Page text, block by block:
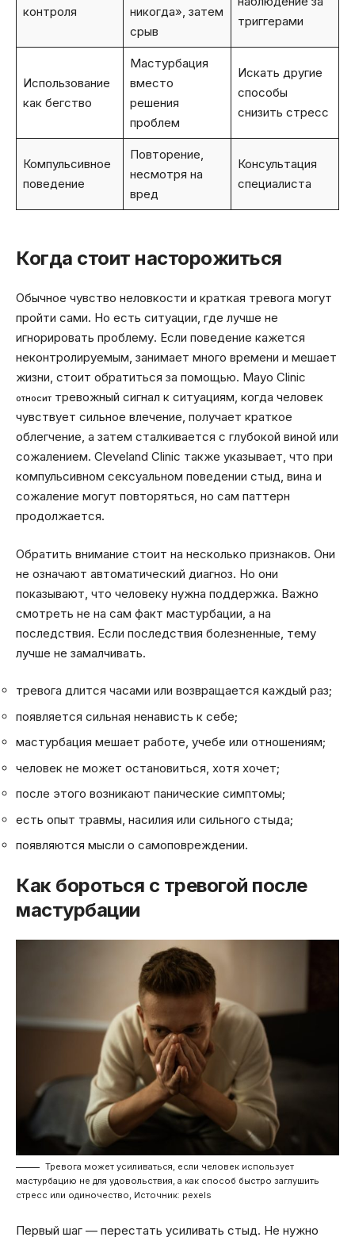
контроля
никогда», затем
срыв
триггерами
Использование
как бегство
Мастурбация
вместо
решения
проблем
Искать другие
способы
снизить стресс
Компульсивное
поведение
Повторение,
несмотря на
вред
Консультация
специалиста
Когда стоит насторожиться
Обычное чувство неловкости и краткая тревога могут
пройти сами. Но есть ситуации, где лучше не
игнорировать проблему. Если поведение кажется
неконтролируемым, занимает много времени и мешает
жизни, стоит обратиться за помощью. Mayo Clinic
относит тревожный сигнал к ситуациям, когда человек
чувствует сильное влечение, получает краткое
облегчение, а затем сталкивается с глубокой виной или
сожалением. Cleveland Clinic также указывает, что при
компульсивном сексуальном поведении стыд, вина и
сожаление могут повторяться, но сам паттерн
продолжается.
Обратить внимание стоит на несколько признаков. Они
не означают автоматический диагноз. Но они
показывают, что человеку нужна поддержка. Важно
смотреть не на сам факт мастурбации, а на
последствия. Если последствия болезненные, тему
лучше не замалчивать.
тревога длится часами или возвращается каждый раз;
появляется сильная ненависть к себе;
мастурбация мешает работе, учебе или отношениям;
человек не может остановиться, хотя хочет;
после этого возникают панические симптомы;
есть опыт травмы, насилия или сильного стыда;
появляются мысли о самоповреждении.
Как бороться с тревогой после
мастурбации
Тревога может усиливаться, если человек использует
мастурбацию не для удовольствия, а как способ быстро заглушить
стресс или одиночество, Источник: pexels
Первый шаг — перестать усиливать стыд. Не нужно